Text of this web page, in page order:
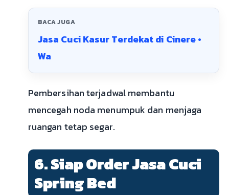
BACA JUGA
Jasa Cuci Kasur Terdekat di Cinere •
Wa
Pembersihan terjadwal membantu
mencegah noda menumpuk dan menjaga
ruangan tetap segar.
6. Siap Order Jasa Cuci
Spring Bed